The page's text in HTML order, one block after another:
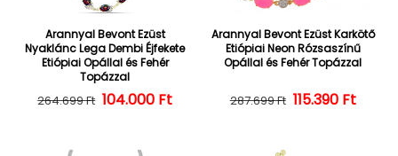
Arannyal Bevont Ezüst
Nyaklánc Lega Dembi Éjfekete
Etiópiai Opállal és Fehér
Topázzal
Normál ár
264.699 Ft Kedvezményes ár
104.000 Ft
Arannyal Bevont Ezüst Karkötő
Etiópiai Neon Rózsaszínű
Opállal és Fehér Topázzal
Normál ár
287.699 Ft 115.390 Ft